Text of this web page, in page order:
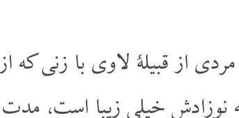
از قبیلۀ لاوی با زنی که
خیلی زیبا است، مدت